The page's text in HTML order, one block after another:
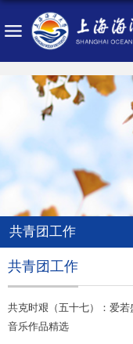
共青团工作
共青团工作
共克时艰（五十七）：爱
音乐作品精选